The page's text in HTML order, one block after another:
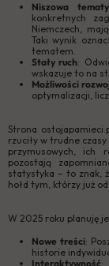
Niszowa
konkretnych
Niemczech,
Taki wynik
tematem.
Stały ruch:
wskazuje to na
Możliwości
optymalizacji,
Strona
rzuciły w trudne
przymusowych, ich
pozostają
statystyka – to znak,
hołd tym, którzy już
W 2025 roku planuję
Nowe treści:
historie
Interaktywność: